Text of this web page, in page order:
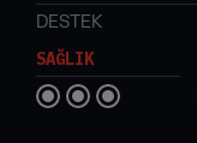
DESTEK
SAĞLIK